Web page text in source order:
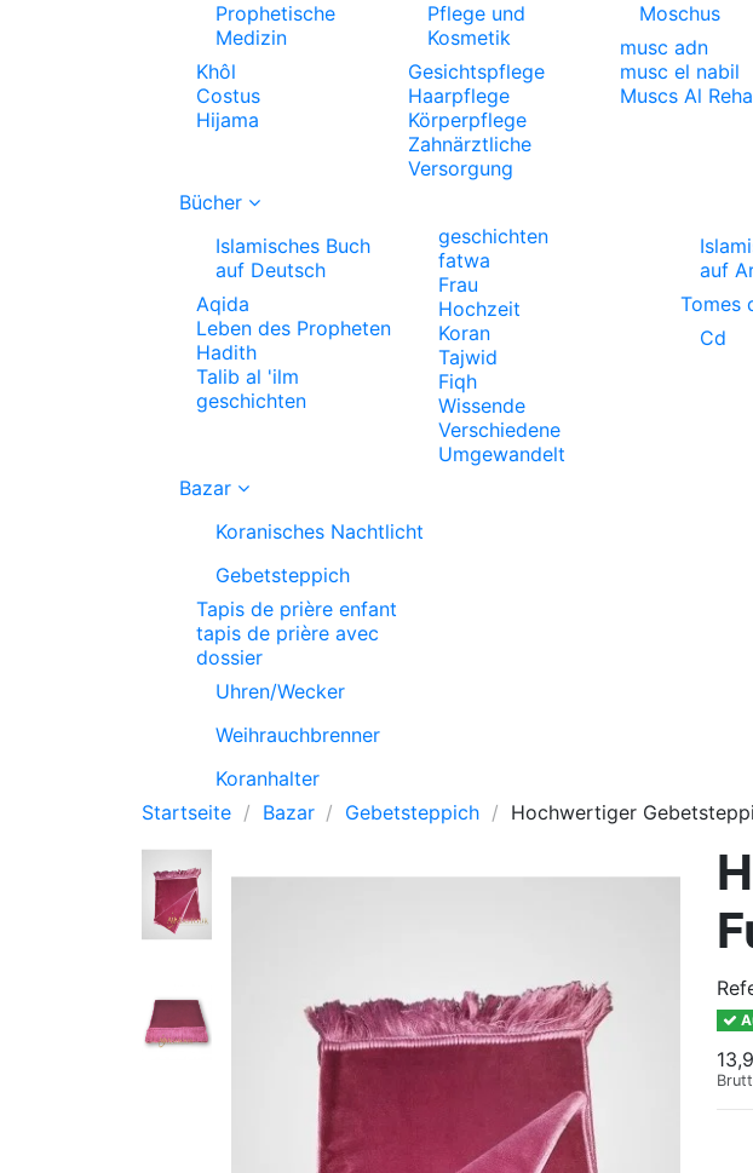
Prophetische
Medizin
Khôl
Costus
Hijama
Pflege und
Kosmetik
Gesichtspflege
Haarpflege
Körperpflege
Zahnärztliche
Versorgung
Moschus
musc adn
musc el nabil
Muscs Al
Bücher
Islamisches Buch
auf Deutsch
Aqida
Leben des Propheten
Hadith
Talib al 'ilm
geschichten
geschichten
fatwa
Frau
Hochzeit
Koran
Tajwid
Fiqh
Wissende
Verschiedene
Umgewandelt
auf
Tomes
Cd
Bazar
Koranisches Nachtlicht
Gebetsteppich
Tapis de prière enfant
tapis de prière avec
dossier
Uhren/Wecker
Weihrauchbrenner
Koranhalter
Startseite
Bazar Gebetsteppich Hochwertiger